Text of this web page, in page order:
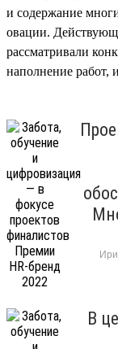
и содержание
овации.
рассматривали
наполнение работ,
В